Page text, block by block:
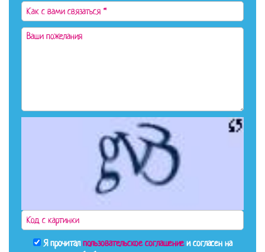
Я прочиталпользовательское соглашениеи согласен на